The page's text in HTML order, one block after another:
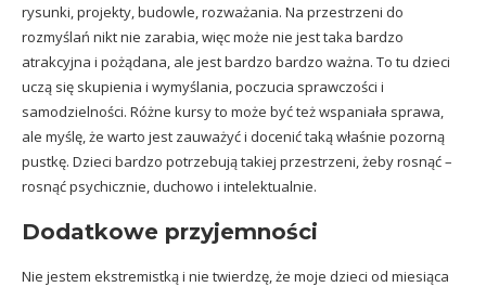
rysunki, projekty, budowle, rozważania. Na przestrzeni do
rozmyślań nikt nie zarabia, więc może nie jest taka bardzo
atrakcyjna i pożądana, ale jest bardzo bardzo ważna. To tu dzieci
uczą się skupienia i wymyślania, poczucia sprawczości i
samodzielności. Różne kursy to może być też wspaniała sprawa,
ale myślę, że warto jest zauważyć i docenić taką właśnie pozorną
pustkę. Dzieci bardzo potrzebują takiej przestrzeni, żeby rosnąć –
rosnąć psychicznie, duchowo i intelektualnie.
Dodatkowe przyjemności
Nie jestem ekstremistką i nie twierdzę, że moje dzieci od miesiąca